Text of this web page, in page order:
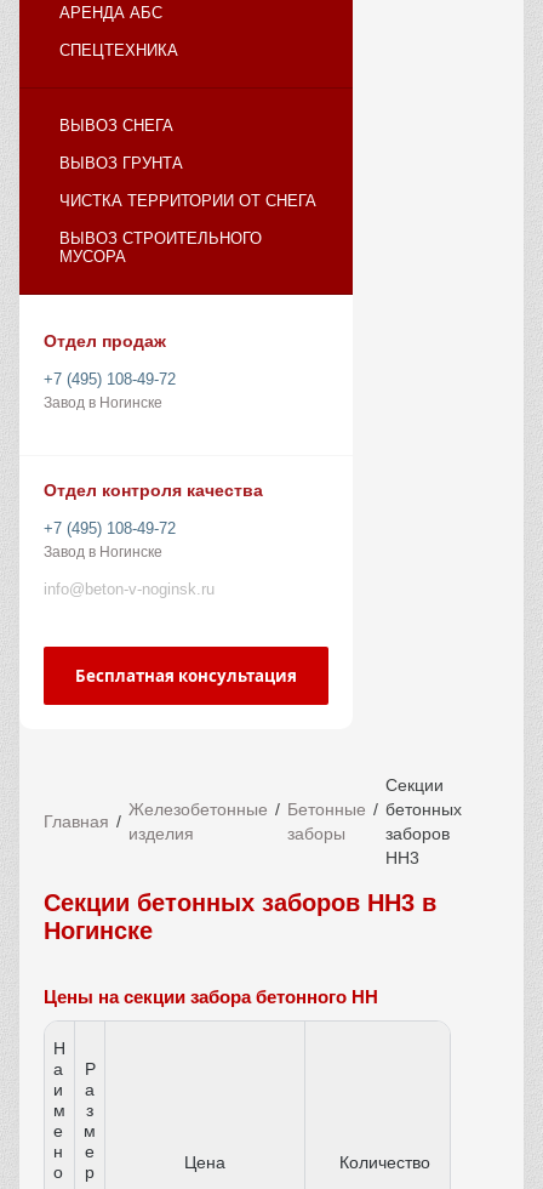
АРЕНДА АБС
СПЕЦТЕХНИКА
ВЫВОЗ СНЕГА
ВЫВОЗ ГРУНТА
ЧИСТКА ТЕРРИТОРИИ ОТ СНЕГА
ВЫВОЗ СТРОИТЕЛЬНОГО
МУСОРА
Отдел продаж
+7 (495) 108-49-72
Завод в Ногинске
Отдел контроля качества
+7 (495) 108-49-72
Завод в Ногинске
info@beton-v-noginsk.ru
Бесплатная консультация
Главная
Железобетонные
изделия
Бетонные
заборы
Секции
бетонных
заборов
НН3
Секции бетонных заборов НН3 в
Ногинске
Цены на секции забора бетонного НН
Н
а
и
м
е
н
о
Р
а
з
м
е
р
Цена Количество